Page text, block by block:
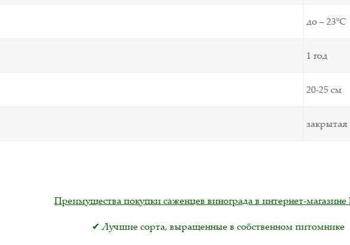
до – 23°С
1 год
20-25 см
закрытая
Преимущества покупки саженцев винограда в интернет-
✔ Лучшие сорта, выращенные в собственном питомнике